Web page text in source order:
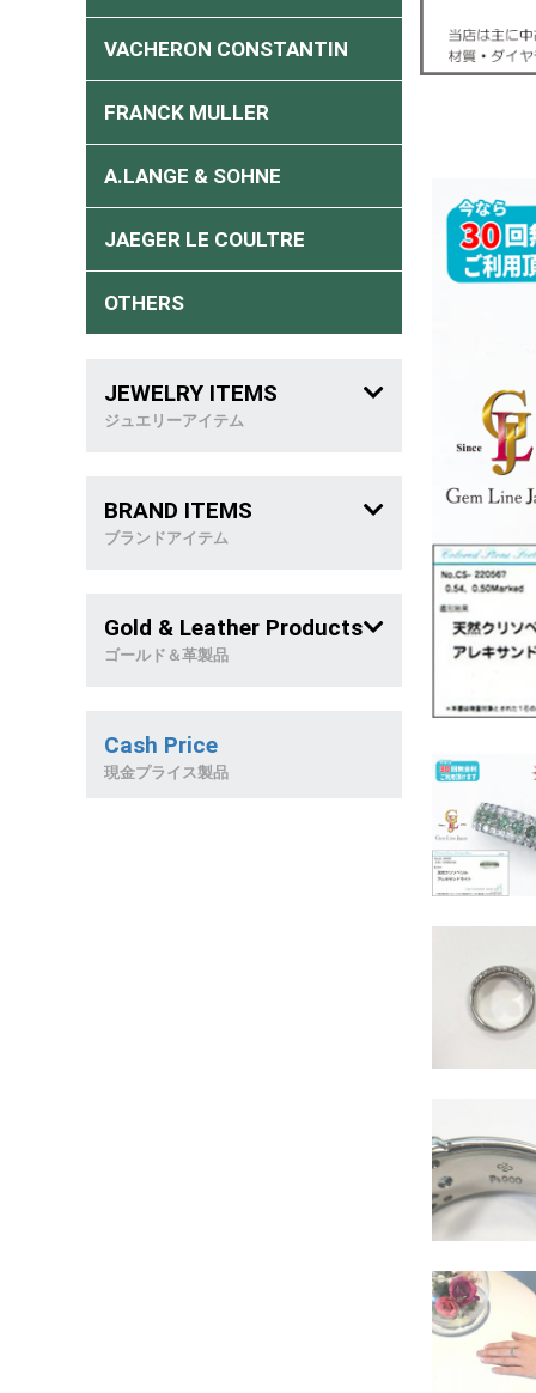
VACHERON CONSTANTIN
FRANCK MULLER
A.LANGE & SOHNE
JAEGER LE COULTRE
OTHERS
JEWELRY ITEMS
ジュエリーアイテム
喜 平
リング
ブレスレット
BRAND ITEMS
ブランドアイテム
ブランドジュエリー
Gold & Leather Products
ゴールド＆革製品
天然石製品
Cash Price
現金プライス製品